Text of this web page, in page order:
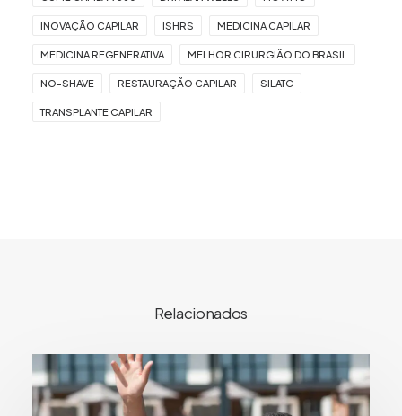
INOVAÇÃO CAPILAR ISHRS MEDICINA CAPILAR
MEDICINA REGENERATIVA MELHOR CIRURGIÃO DO BRASIL
NO-SHAVE RESTAURAÇÃO CAPILAR SILATC
TRANSPLANTE CAPILAR
Relacionados